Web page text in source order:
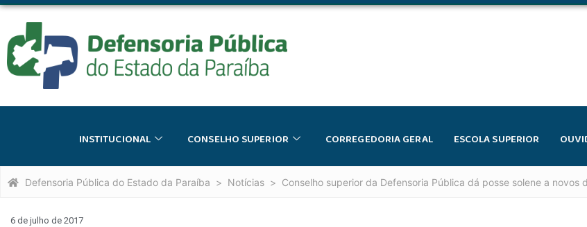
INSTITUCIONAL CONSELHO SUPERIOR CORREGEDORIA GERAL ESCOLA SUPERIOR
Defensoria Pública do Estado da Paraíba Notícias Conselho superior da Defensoria Pública dá posse solene a novos
6 de julho de 2017